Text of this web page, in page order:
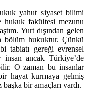
yahut siyaset bilimi
fakültesi mezunu
Yurt dışından gelen
bölüm hukuktur. Çünkü
tabiatı gereği evrensel
ancak Türkiye’de
O zaman bu insanlar
hayat kurmaya gelmiş
bir amaçları vardı.